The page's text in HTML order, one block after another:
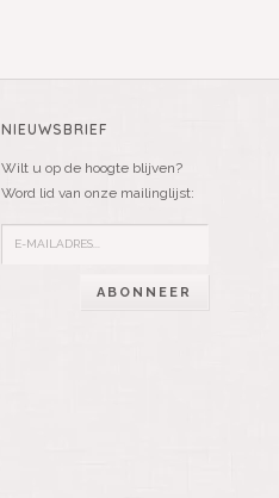
NIEUWSBRIEF
Wilt u op de hoogte blijven?
Word lid van onze mailinglijst:
ABONNEER